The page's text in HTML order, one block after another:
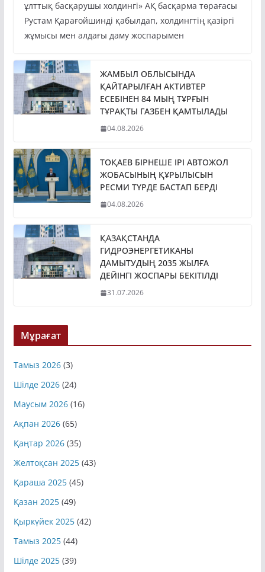
ұлттық басқарушы холдингі» АҚ басқарма төрағасы
Рустам Қарағойшинді қабылдап, холдингтің қазіргі
жұмысы мен алдағы даму жоспарымен
ЖАМБЫЛ ОБЛЫСЫНДА
ҚАЙТАРЫЛҒАН АКТИВТЕР
ЕСЕБІНЕН 84 МЫҢ ТҰРҒЫН
ТҰРАҚТЫ ГАЗБЕН ҚАМТЫЛАДЫ
04.08.2026
ТОҚАЕВ БІРНЕШЕ ІРІ АВТОЖОЛ
ЖОБАСЫНЫҢ ҚҰРЫЛЫСЫН
РЕСМИ ТҮРДЕ БАСТАП БЕРДІ
04.08.2026
ҚАЗАҚСТАНДА
ГИДРОЭНЕРГЕТИКАНЫ
ДАМЫТУДЫҢ 2035 ЖЫЛҒА
ДЕЙІНГІ ЖОСПАРЫ БЕКІТІЛДІ
31.07.2026
Мұрағат
Тамыз 2026(3)
Шілде 2026(24)
Маусым 2026(16)
Ақпан 2026(65)
Қаңтар 2026(35)
Желтоқсан 2025(43)
Қараша 2025(45)
Қазан 2025(49)
Қыркүйек 2025(42)
Тамыз 2025(44)
Шілде 2025(39)